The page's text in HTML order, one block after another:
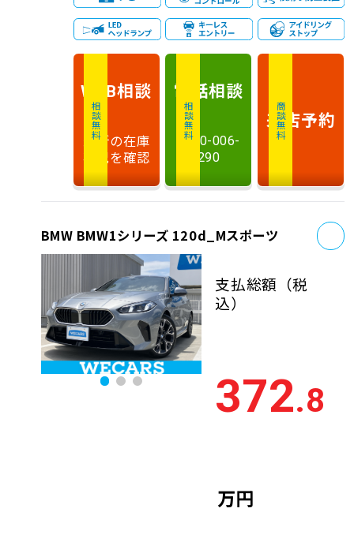
相談無料
WEB相談
最新の在庫
状況を確認
相談無料
電話相談
0120-006-
290
商談無料
来店予約
BMW BMW1シリーズ 120d_Mスポーツ
支払総額 （税
込）
372.8
万円